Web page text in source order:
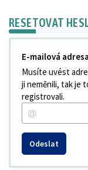
RESETOVAT
E-mailová
Musíte uvést
ji neměnili, tak je
registrovali.
Odeslat